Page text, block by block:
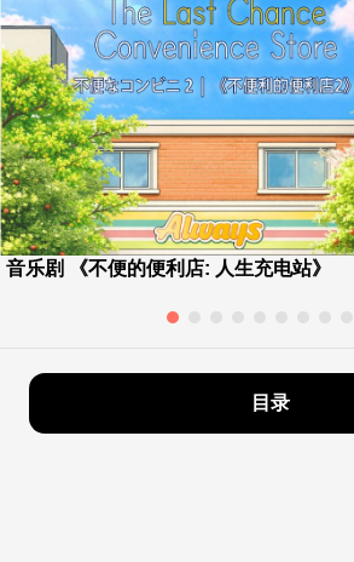
音乐剧 《不便的便利店: 人生充电站》
目录